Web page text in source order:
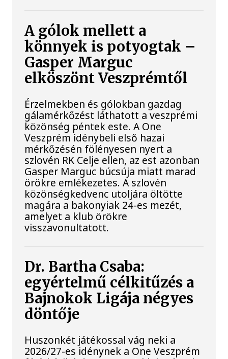
A gólok mellett a
könnyek is potyogtak –
Gasper Marguc
elköszönt Veszprémtől
Érzelmekben és gólokban gazdag
gálamérkőzést láthatott a veszprémi
közönség péntek este. A One
Veszprém idénybeli első hazai
mérkőzésén fölényesen nyert a
szlovén RK Celje ellen, az est azonban
Gasper Marguc búcsúja miatt marad
örökre emlékezetes. A szlovén
közönségkedvenc utoljára öltötte
magára a bakonyiak 24-es mezét,
amelyet a klub örökre
visszavonultatott.
Dr. Bartha Csaba:
egyértelmű célkitűzés a
Bajnokok Ligája négyes
döntője
Huszonkét játékossal vág neki a
2026/27-es idénynek a One Veszprém